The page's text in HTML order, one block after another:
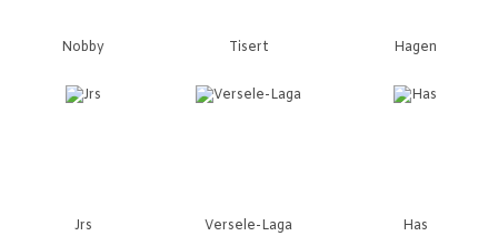
Nobby Tisert Hagen
Jrs Versele-Laga Has